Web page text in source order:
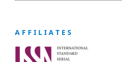
A F F I L I A T E S